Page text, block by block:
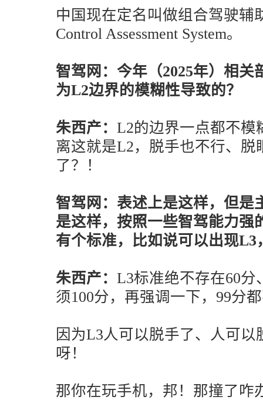
中国现在定名叫做组合驾驶
Control Assessment System。
智驾网：今年（2025年）相关
为L2边界的模糊性导致的？
朱西产： L2的边界一点都不模
离这就是L2，脱手也不行、脱
了？！
智驾网：表述上是这样，但是
是这样，按照一些智驾能力强
有个标准，比如说可以出现
朱西产： L3标准绝不存在60分
须100分，再强调一下，99分
因为L3人可以脱手了、人可
呀！
那你在玩手机，邦！那撞了咋